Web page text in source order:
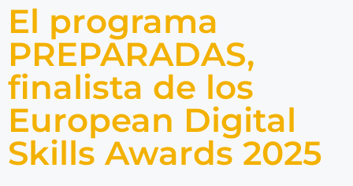
El programa
PREPARADAS,
finalista de los
European Digital
Skills Awards 2025